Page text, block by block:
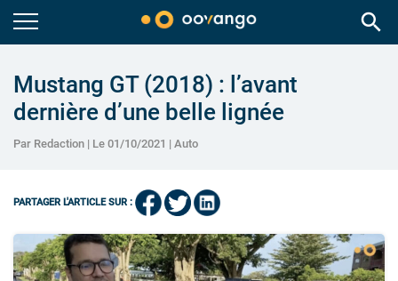
search
Mustang GT (2018) : l’avant
dernière d’une belle lignée
Par Redaction | Le 01/10/2021 | Auto
PARTAGER L'ARTICLE SUR :